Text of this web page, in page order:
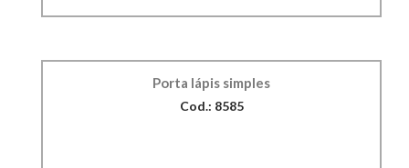
Porta lápis simples
Cod.: 8585